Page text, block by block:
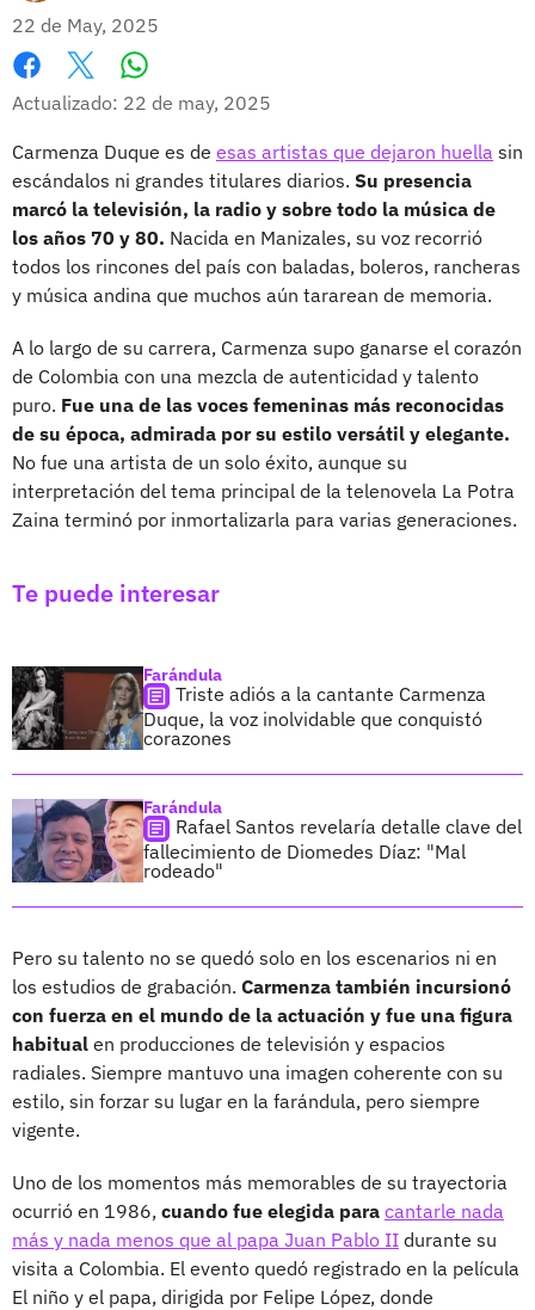
22 de May, 2025
Facebook
X
Actualizado: 22 de may, 2025
Carmenza Duque es de esas artistas que dejaron huella sin
escándalos ni grandes titulares diarios. Su presencia
marcó la televisión, la radio y sobre todo la música de
los años 70 y 80. Nacida en Manizales, su voz recorrió
todos los rincones del país con baladas, boleros, rancheras
y música andina que muchos aún tararean de memoria.
A lo largo de su carrera, Carmenza supo ganarse el corazón
de Colombia con una mezcla de autenticidad y talento
puro. Fue una de las voces femeninas más reconocidas
de su época, admirada por su estilo versátil y elegante.
No fue una artista de un solo éxito, aunque su
interpretación del tema principal de la telenovela La Potra
Zaina terminó por inmortalizarla para varias generaciones.
Te puede interesar
Farándula
Triste adiós a la cantante Carmenza
Duque, la voz inolvidable que conquistó
corazones
Farándula
Rafael Santos revelaría detalle clave del
fallecimiento de Diomedes Díaz: "Mal
rodeado"
Pero su talento no se quedó solo en los escenarios ni en
los estudios de grabación. Carmenza también incursionó
con fuerza en el mundo de la actuación y fue una figura
habitual en producciones de televisión y espacios
radiales. Siempre mantuvo una imagen coherente con su
estilo, sin forzar su lugar en la farándula, pero siempre
vigente.
Uno de los momentos más memorables de su trayectoria
ocurrió en 1986, cuando fue elegida para cantarle nada
más y nada menos que al papa Juan Pablo II durante su
visita a Colombia. El evento quedó registrado en la película
El niño y el papa, dirigida por Felipe López, donde